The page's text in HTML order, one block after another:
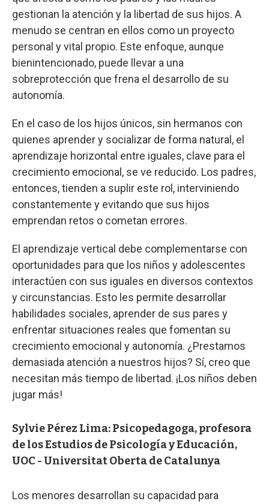
gestionan la atención y la libertad de sus hijos. A
menudo se centran en ellos como un proyecto
personal y vital propio. Este enfoque, aunque
bienintencionado, puede llevar a una
sobreprotección que frena el desarrollo de su
autonomía.
En el caso de los hijos únicos, sin hermanos con
quienes aprender y socializar de forma natural, el
aprendizaje horizontal entre iguales, clave para el
crecimiento emocional, se ve reducido. Los padres,
entonces, tienden a suplir este rol, interviniendo
constantemente y evitando que sus hijos
emprendan retos o cometan errores.
El aprendizaje vertical debe complementarse con
oportunidades para que los niños y adolescentes
interactúen con sus iguales en diversos contextos
y circunstancias. Esto les permite desarrollar
habilidades sociales, aprender de sus pares y
enfrentar situaciones reales que fomentan su
crecimiento emocional y autonomía. ¿Prestamos
demasiada atención a nuestros hijos? Sí, creo que
necesitan más tiempo de libertad. ¡Los niños deben
jugar más!
Sylvie Pérez Lima: Psicopedagoga, profesora
de los Estudios de Psicología y Educación,
UOC - Universitat Oberta de Catalunya
Los menores desarrollan su capacidad para